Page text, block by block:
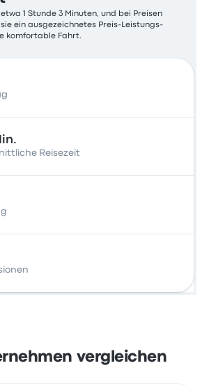
1 Stunde 3 Minuten, und bei Preisen
ein ausgezeichnetes Preis-Leistungs-
komfortable Fahrt.
Reisezeit
vergleichen